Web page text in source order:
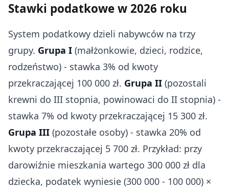
Stawki podatkowe w 2026 roku
System podatkowy dzieli nabywców na trzy
grupy. Grupa I (małżonkowie, dzieci, rodzice,
rodzeństwo) - stawka 3% od kwoty
przekraczającej 100 000 zł. Grupa II (pozostali
krewni do III stopnia, powinowaci do II stopnia) -
stawka 7% od kwoty przekraczającej 15 300 zł.
Grupa III (pozostałe osoby) - stawka 20% od
kwoty przekraczającej 5 700 zł. Przykład: przy
darowiźnie mieszkania wartego 300 000 zł dla
dziecka, podatek wyniesie (300 000 - 100 000) ×